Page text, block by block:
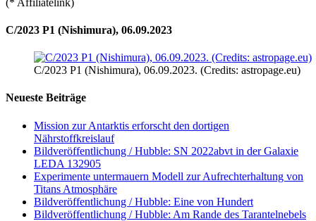
C/2023 P1 (Nishimura), 06.09.2023
C/2023 P1 (Nishimura), 06.09.2023. (Credits: astropage.eu)
Neueste Beiträge
Mission zur Antarktis erforscht den dortigen
Nährstoffkreislauf
Bildveröffentlichung / Hubble: SN 2022abvt in der Galaxie
LEDA 132905
Experimente untermauern Modell zur Aufrechterhaltung von
Titans Atmosphäre
Bildveröffentlichung / Hubble: Eine von Hundert
Bildveröffentlichung / Hubble: Am Rande des Tarantelnebels